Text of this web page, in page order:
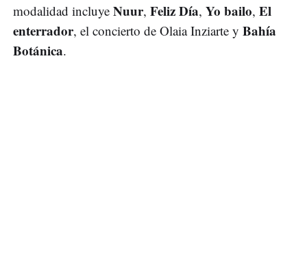
modalidad incluye Nuur, Feliz Día, Yo bailo, El
enterrador, el concierto de Olaia Inziarte y Bahía
Botánica.